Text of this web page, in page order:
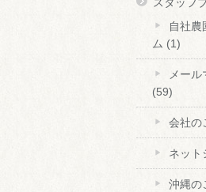
スタッフ
自社農
ム (1)
メール
(59)
会社の
ネット
沖縄の